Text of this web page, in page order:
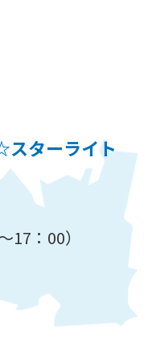
スターライト
：00）